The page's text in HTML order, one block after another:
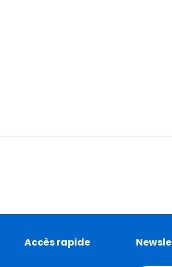
Accès rapide